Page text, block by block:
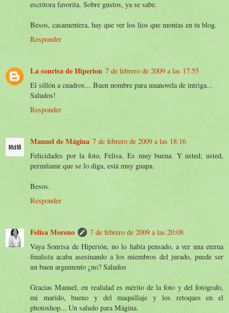
escritora favorita. Sobre gustos, ya se sabe.
Besos, casamentera, hay que ver los líos que montas en tu blog.
Responder
La sonrisa de Hiperion 7 de febrero de 2009 a las 17:55
El sillón a cuadros... Buen nombre para unanovela de intriga...
Saludos!
Responder
Manuel de Mágina 7 de febrero de 2009 a las 18:16
Felicidades por la foto, Felisa. Es muy buena. Y usted; usted,
permítame que se lo diga, está muy guapa.
Besos.
Responder
Felisa Moreno
7 de febrero de 2009 a las 20:08
Vaya Sonrisa de Hiperión, no lo había pensado, a ver una eterna
finalista acaba asesinando a los miembros del jurado, puede ser
un buen argumento ¿no? Saludos
Gracias Manuel, en realidad es mérito de la foto y del fotógrafo,
mi marido, bueno y del maquillaje y los retoques en el
photoshop... Un saludo para Mágina.